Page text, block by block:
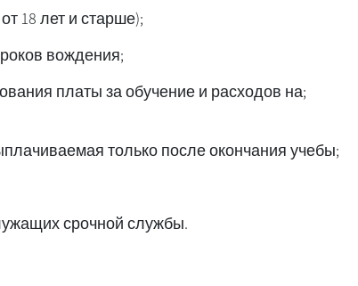
;Особые ссуды (для клиентов в возрасте от 18 лет и старше)
;Ссуда на особых условиях для оплаты уроков вождения
платы за обучение и расходов на
;Особая ссуда на покупку автомобиля, выплачиваемая только после окончания учебы
.Ссуда для демобилизованных военнослужащих срочной службы